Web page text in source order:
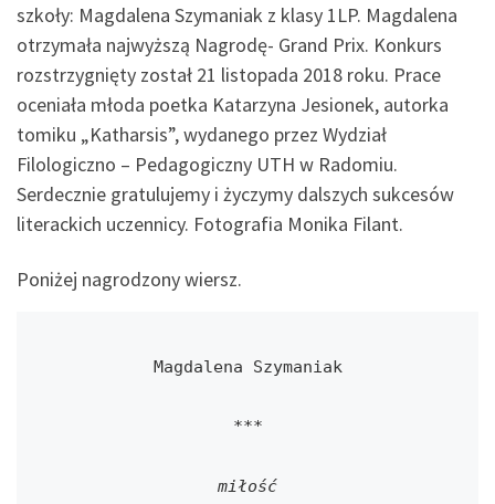
szkoły: Magdalena Szymaniak z klasy 1LP. Magdalena
otrzymała najwyższą Nagrodę- Grand Prix. Konkurs
rozstrzygnięty został 21 listopada 2018 roku. Prace
oceniała młoda poetka Katarzyna Jesionek, autorka
tomiku „Katharsis”, wydanego przez Wydział
Filologiczno – Pedagogiczny UTH w Radomiu.
Serdecznie gratulujemy i życzymy dalszych sukcesów
literackich uczennicy. Fotografia Monika Filant.
Poniżej nagrodzony wiersz.
Magdalena Szymaniak
***
miłość